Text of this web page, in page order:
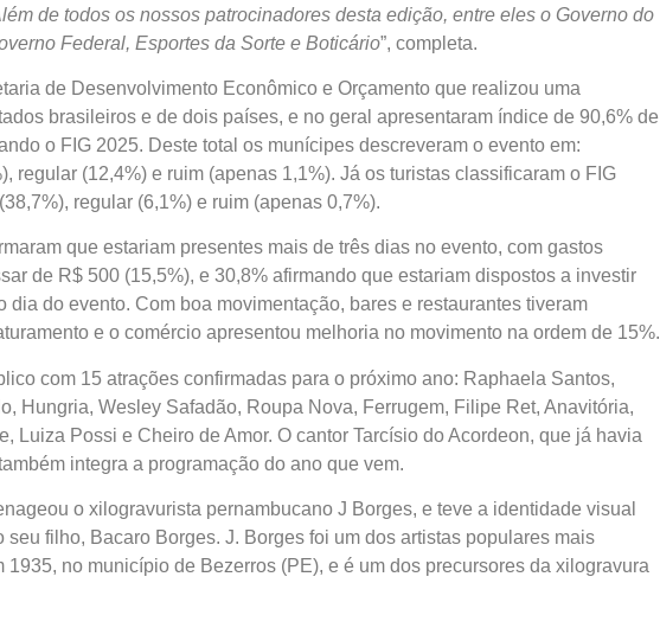
de todos os nossos patrocinadores desta edição, entre eles o Governo do
Federal, Esportes da Sorte e Boticário”, completa.
de Desenvolvimento Econômico e Orçamento que realizou uma
brasileiros e de dois países, e no geral apresentaram índice de 90,6% de
o FIG 2025. Deste total os munícipes descreveram o evento em:
regular (12,4%) e ruim (apenas 1,1%). Já os turistas classificaram o FIG
regular (6,1%) e ruim (apenas 0,7%).
que estariam presentes mais de três dias no evento, com gastos
de R$ 500 (15,5%), e 30,8% afirmando que estariam dispostos a investir
dia do evento. Com boa movimentação, bares e restaurantes tiveram
e o comércio apresentou melhoria no movimento na ordem de 15%.
com 15 atrações confirmadas para o próximo ano: Raphaela Santos,
Hungria, Wesley Safadão, Roupa Nova, Ferrugem, Filipe Ret, Anavitória,
Luiza Possi e Cheiro de Amor. O cantor Tarcísio do Acordeon, que já havia
integra a programação do ano que vem.
o xilogravurista pernambucano J Borges, e teve a identidade visual
filho, Bacaro Borges. J. Borges foi um dos artistas populares mais
1935, no município de Bezerros (PE), e é um dos precursores da xilogravura